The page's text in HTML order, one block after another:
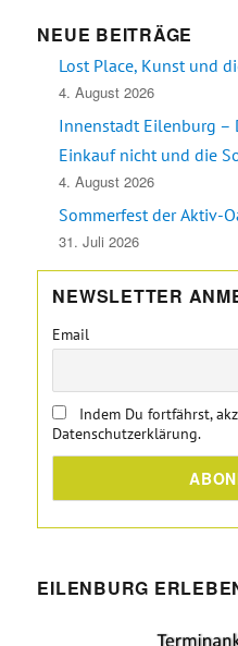
NEUE BEITRÄGE
Lost Place, Kunst und
4. August 2026
Innenstadt Eilenburg –
Einkauf nicht und die
4. August 2026
Sommerfest der Aktiv-
31. Juli 2026
NEWSLETTER
Email
Indem Du fortfährst,
Datenschutzerklärung.
EILENBURG